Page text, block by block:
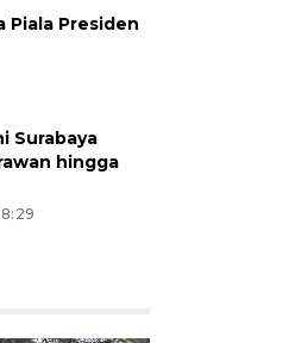
Piala Presiden
Surabaya
hingga